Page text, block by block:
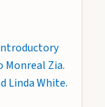
Monreal Zia.
Linda White.